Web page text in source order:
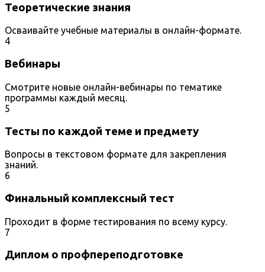
Теоретические знания
Осваивайте учебные материалы в онлайн-формате.
4
Вебинары
Смотрите новые онлайн-вебинары по тематике
программы каждый месяц.
5
Тесты по каждой теме и предмету
Вопросы в текстовом формате для закрепления
знаний.
6
Финальный комплексный тест
Проходит в форме тестирования по всему курсу.
7
Диплом о профпереподготовке